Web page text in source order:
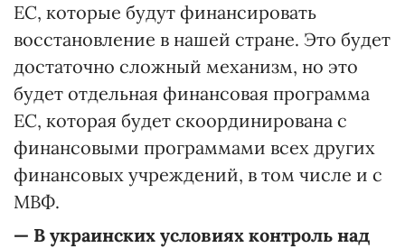
ЕС, которые будут финансировать
восстановление в нашей стране. Это будет
достаточно сложный механизм, но это
будет отдельная финансовая программа
ЕС, которая будет скоординирована с
финансовыми программами всех других
финансовых учреждений, в том числе и с
МВФ.
— В украинских условиях контроль над